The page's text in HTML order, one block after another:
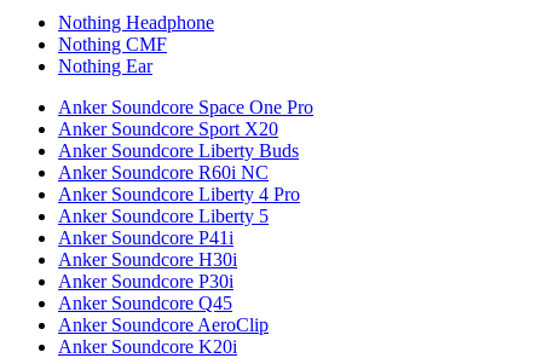
Nothing Headphone
Nothing CMF
Nothing Ear
Anker Soundcore Space One Pro
Anker Soundcore Sport X20
Anker Soundcore Liberty Buds
Anker Soundcore R60i NC
Anker Soundcore Liberty 4 Pro
Anker Soundcore Liberty 5
Anker Soundcore P41i
Anker Soundcore H30i
Anker Soundcore P30i
Anker Soundcore Q45
Anker Soundcore AeroClip
Anker Soundcore K20i